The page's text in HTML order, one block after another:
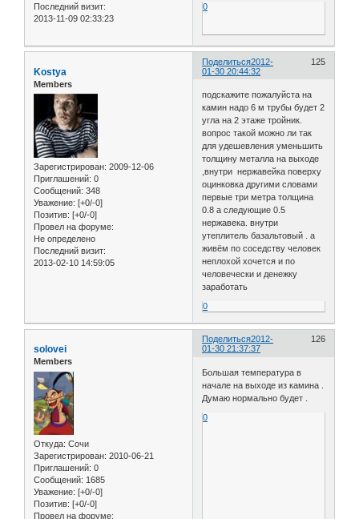
Последний визит:
2013-11-09 02:33:23
0
Поделиться 125
2012-
01-30 20:44:32
Kostya
Members
Зарегистрирован: 2009-12-06
Приглашений: 0
Сообщений: 348
Уважение: [+0/-0]
Позитив: [+0/-0]
Провел на форуме:
Не определено
Последний визит:
2013-02-10 14:59:05
подскажите пожалуйста на
камин надо 6 м трубы будет 2
угла на 2 этаже тройник.
вопрос такой можно ли так
для удешевления уменьшить
толщину металла на выходе
,внутри нержавейка поверху
оцинковка другими словами
первые три метра толщина
0.8 а следующие 0.5
нержавека. внутри
утеплитель базальтовый . а
живём по соседству человек
неплохой хочется и по
человечески и денежку
заработать
0
Поделиться 126
2012-
01-30 21:37:37
solovei
Members
Откуда: Сочи
Зарегистрирован: 2010-06-21
Приглашений: 0
Сообщений: 1685
Уважение: [+0/-0]
Позитив: [+0/-0]
Провел на форуме:
Большая температура в
начале на выходе из камина .
Думаю нормально будет .
0